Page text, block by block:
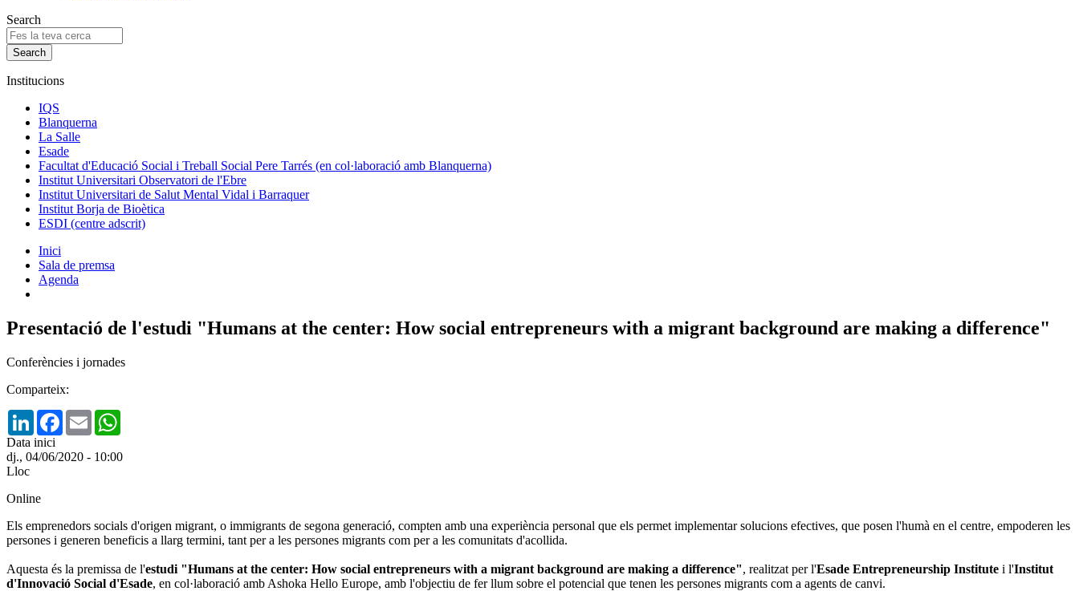
Search
Institucions
IQS
Blanquerna
La Salle
Esade
Facultat d'Educació Social i Treball Social Pere Tarrés (en col·laboració amb Blanquerna)
Institut Universitari Observatori de l'Ebre
Institut Universitari de Salut Mental Vidal i Barraquer
Institut Borja de Bioètica
ESDI (centre adscrit)
Inici
Sala de premsa
Agenda
Presentació de l'estudi "Humans at the center: How social entrepreneurs with a migrant background are making a difference"
Conferències i jornades
Comparteix:
LinkedInFacebook
Email
Data inici
dj., 04/06/2020 - 10:00
Lloc
Online
Els emprenedors socials d'origen migrant, o immigrants de segona generació, compten amb una experiència personal que els permet implementar solucions efectives, que posen l'humà en el centre, empoderen les
persones i generen beneficis a llarg termini, tant per a les persones migrants com per a les comunitats d'acollida.
Aquesta és la premissa de l'estudi "Humans at the center: How social entrepreneurs with a migrant background are making a difference", realitzat per l'Esade Entrepreneurship Institute i l'Institut
d'Innovació Social d'Esade, en col·laboració amb Ashoka Hello Europe, amb l'objectiu de fer llum sobre el potencial que tenen les persones migrants com a agents de canvi.